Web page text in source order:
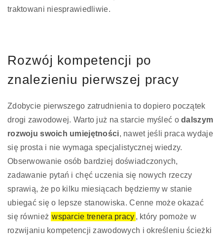
traktowani niesprawiedliwie.
Rozwój kompetencji po
znalezieniu pierwszej pracy
Zdobycie pierwszego zatrudnienia to dopiero początek
drogi zawodowej. Warto już na starcie myśleć odalszym
rozwoju swoich umiejętności, nawet jeśli praca wydaje
się prosta i nie wymaga specjalistycznej wiedzy.
Obserwowanie osób bardziej doświadczonych,
zadawanie pytań i chęć uczenia się nowych rzeczy
sprawią, że po kilku miesiącach będziemy w stanie
ubiegać się o lepsze stanowiska. Cenne może okazać
się również wsparcie trenera pracy , który pomoże w
rozwijaniu kompetencji zawodowych i określeniu ścieżki